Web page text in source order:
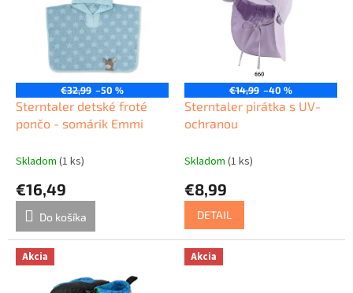
€32,99 –50 %
Sterntaler detské froté
pončo - somárik Emmi
Skladom (1 ks)
€16,49
Do košíka
€14,99 –40 %
Sterntaler pirátka s UV-
ochranou
Skladom (1 ks)
€8,99
DETAIL
Akcia Akcia